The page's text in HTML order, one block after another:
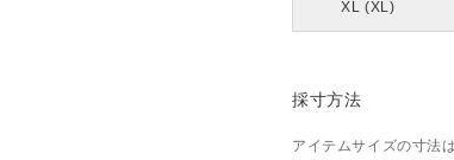
XL (XL)
採寸方法
アイテムサイズの寸法